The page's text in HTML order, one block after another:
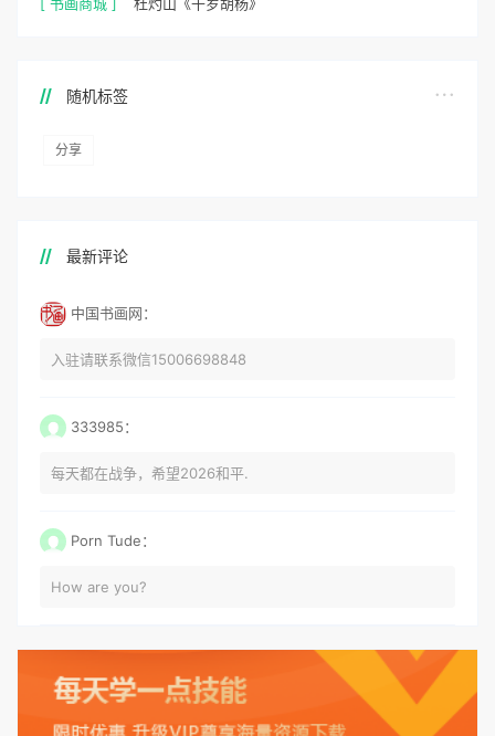
[ 书画商城 ] 杜灼山《千岁胡杨》
随机标签
分享
最新评论
中国书画网：
入驻请联系微信15006698848
333985：
每天都在战争，希望2026和平.
Porn Tude：
How are you?